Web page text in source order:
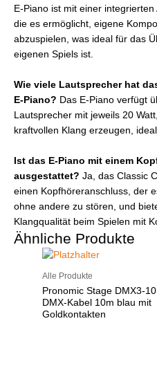
E-Piano ist mit einer
die es ermöglicht, eigene
abzuspielen, was ideal für das
eigenen Spiels ist.
Wie viele Lautsprecher hat
E-Piano? Das E-Piano verfügt
Lautsprecher mit jeweils 20
kraftvollen Klang erzeugen,
Ist das E-Piano mit einem
ausgestattet? Ja, das Classic
einen Kopfhöreranschluss, der
ohne andere zu stören, und
Klangqualität beim Spielen mit
Ähnliche Produkte
Alle Produkte
Pronomic Stage DMX3-10
DMX-Kabel 10m blau mit
Goldkontakten